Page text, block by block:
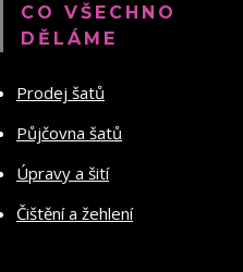
CO VŠECHNO
DĚLÁME
Prodej šatů
Půjčovna šatů
Úpravy a šití
Čištění a žehlení